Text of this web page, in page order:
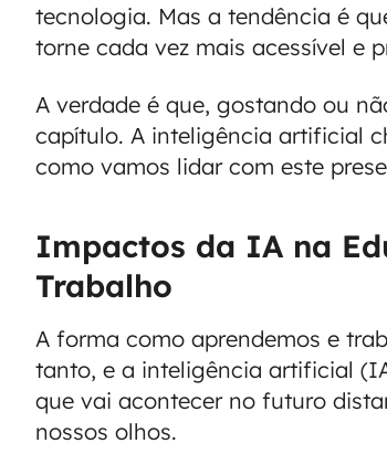
tecnologia. Mas a tendência é
torne cada vez mais acessível e
A verdade é que, gostando ou
capítulo. A inteligência artificial
como vamos lidar com este
Impactos da IA na
Trabalho
A forma como aprendemos e
tanto, e a inteligência artificial
que vai acontecer no futuro
nossos olhos.